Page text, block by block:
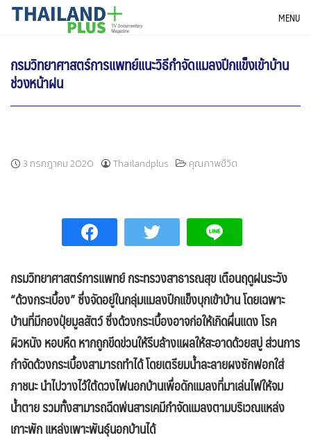
SkipTHAILANDPLUS NEWS MENU
กรมวิทยาศาสตร์การแพทย์แนะวิธีกำจัดแมลงปีกแข็งเข้าบ้าน
ช่วงหน้าฝน
3 กรกฎาคม 2020 Thailandplus คุณภาพชีวิต
กรมวิทยาศาสตร์การแพทย์ กระทรวงสาธารณสุข เตือนฤดูฝนระวัง
“ด้วงกระเบื้อง”ซึ่งจัดอยู่ในกลุ่มแมลงปีกแข็งบุกเข้าบ้าน โดยเฉพาะ
บ้านที่มีกองปุ๋ยมูลสัตว์ ซึ่งด้วงกระเบื้องอาจก่อให้เกิดผื่นแดง โรค
ผิวหนัง หอบหืด หากถูกขีดข่วนให้รีบล้างแผลให้สะอาดด้วยสบู่ ส่วนการ
กำจัดด้วงกระเบื้องสามารถทำได้ โดยเตรียมน้ำละลายผงซักฟอกใส่
ภาชนะ นำไปวางไว้ใต้ดวงไฟนอกบ้านเพื่อดักแมลงที่มาเล่นไฟให้จม
น้ำตาย รวมทั้งสามารถฉีดพ่นสารเคมีกำจัดแมลงตามบริเวณแหล่ง
เกาะพัก แหล่งเพาะพันธุ์นอกบ้านได้